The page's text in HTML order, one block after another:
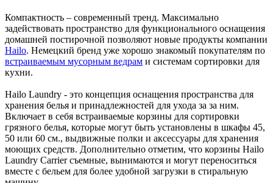
Компактность – современный тренд. Максимально
задействовать пространство для функционального оснащения
домашней постирочной позволяют новые продукты компании
Hailo. Немецкий бренд уже хорошо знакомый покупателям по
встраиваемым мусорным ведрам и системам сортировки для
кухни.
Hailo Laundry - это концепция оснащения пространства для
хранения белья и принадлежностей для ухода за за ним.
Включает в себя встраиваемые корзины для сортировки
грязного белья, которые могут быть установлены в шкафы 45,
50 или 60 см., выдвижные полки и аксессуары для хранения
моющих средств. Дополнительно отметим, что корзины Hailo
Laundry Carrier съемные, вынимаются и могут переноситься
вместе с бельем для более удобной загрузки в стиральную